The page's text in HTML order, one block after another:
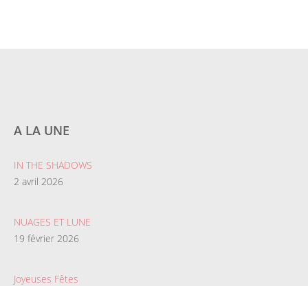
A LA UNE
IN THE SHADOWS
2 avril 2026
NUAGES ET LUNE
19 février 2026
Joyeuses Fêtes